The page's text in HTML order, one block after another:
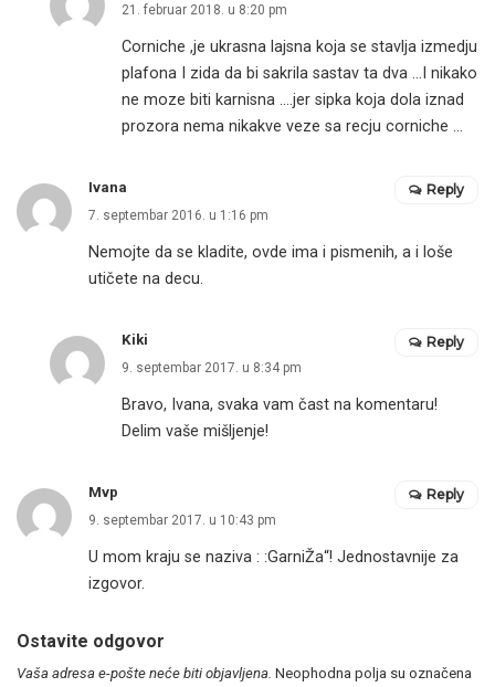
21. februar 2018. u 8:20 pm
Corniche ,je ukrasna lajsna koja se stavlja izmedju
plafona I zida da bi sakrila sastav ta dva …I nikako
ne moze biti karnisna ….jer sipka koja dola iznad
prozora nema nikakve veze sa recju corniche …
Ivana
7. septembar 2016. u 1:16 pm
Nemojte da se kladite, ovde ima i pismenih, a i loše
utičete na decu.
Reply
Kiki
9. septembar 2017. u 8:34 pm
Bravo, Ivana, svaka vam čast na komentaru!
Delim vaše mišljenje!
Reply
Mvp
9. septembar 2017. u 10:43 pm
U mom kraju se naziva : :GarniŽa“! Jednostavnije za
izgovor.
Reply
Ostavite odgovor
Vaša adresa e-pošte neće biti objavljena. Neophodna polja su označena